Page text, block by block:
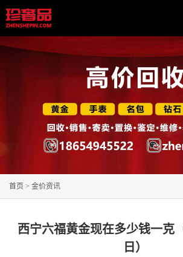
首页 > 金价资讯
西宁六福黄金现在多少钱一克
日）